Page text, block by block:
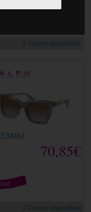
5 Colores disponibles
70,85€
2 Colores disponibles